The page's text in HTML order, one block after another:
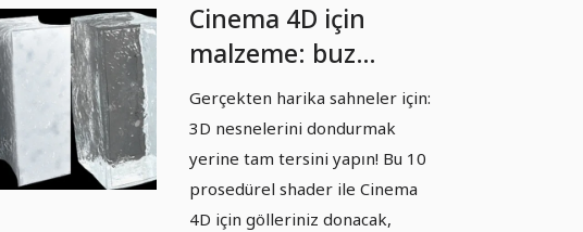
Cinema 4D için
malzeme: buz
shader - shaderlar
içeren kütüphane
dosyası
Gerçekten harika sahneler için:
3D nesnelerini dondurmak
yerine tam tersini yapın! Bu 10
prosedürel shader ile Cinema
4D için gölleriniz donacak,